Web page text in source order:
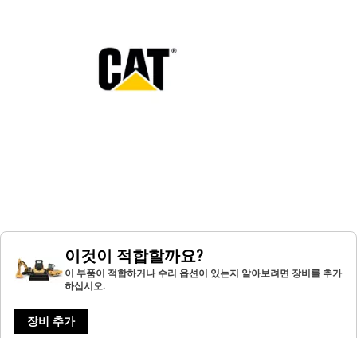
이것이 적합할까요?
이 부품이 적합하거나 수리 옵션이 있는지 알아보려면 장비를 추가
하십시오.
장비 추가